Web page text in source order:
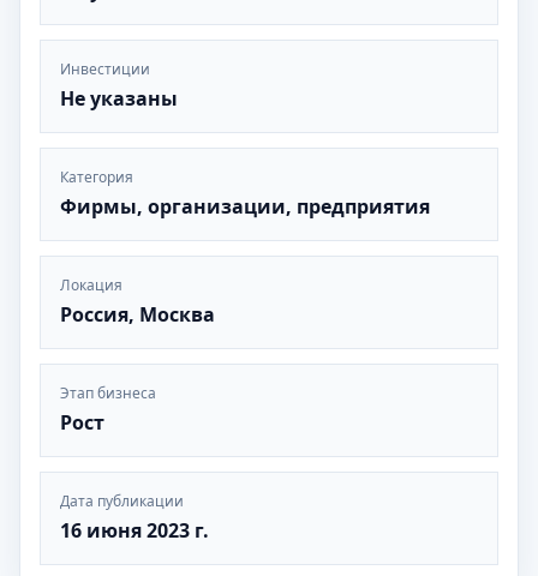
Инвестиции
Не указаны
Категория
Фирмы, организации, предприятия
Локация
Россия, Москва
Этап бизнеса
Рост
Дата публикации
16 июня 2023 г.